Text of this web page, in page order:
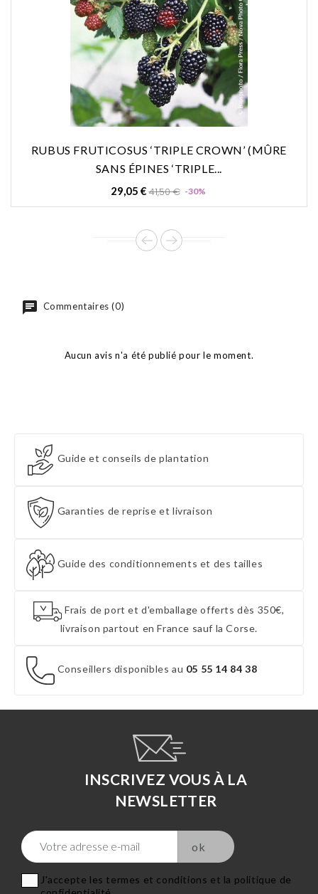
RUBUS FRUTICOSUS ‘TRIPLE CROWN’ (MÛRE
SANS ÉPINES ‘TRIPLE...
29,05 €Prix
41,50 € -30%
Commentaires (0)
Aucun avis n'a été publié pour le moment.
Guide et conseils de plantation
Garanties de reprise et livraison
Guide des conditionnements et des tailles
Frais de port et d'emballage offerts dès 350€,
livraison partout en France sauf la Corse.
Conseillers disponibles au 05 55 14 84 38
INSCRIVEZ VOUS À LA
NEWSLETTER
J'accepte les termes et conditions et la politique de